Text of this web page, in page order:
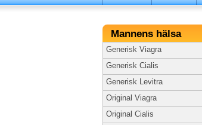
Mannens hälsa
Generisk Viagra
Generisk Cialis
Generisk Levitra
Original Viagra
Original Cialis